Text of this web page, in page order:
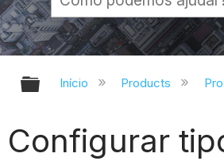
Expandir/recolher
Início Products
Configurar